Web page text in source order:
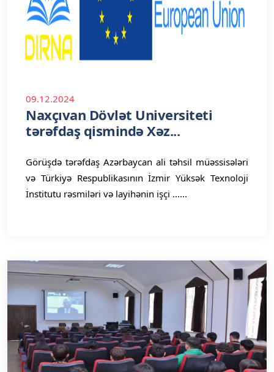
09.12.2024
Naxçıvan Dövlət Universiteti
tərəfdaş qismində Xəz...
Görüşdə tərəfdaş Azərbaycan ali təhsil müəssisələri
və Türkiyə Respublikasının İzmir Yüksək Texnoloji
İnstitutu rəsmiləri və layihənin işçi ......